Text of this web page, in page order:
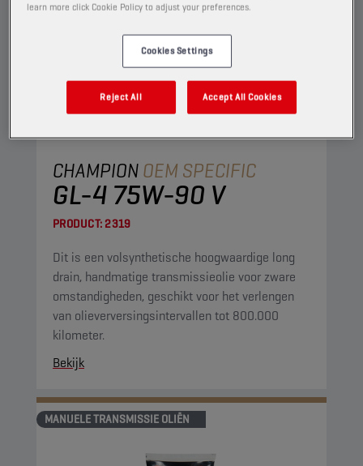
CHAMPIONOEM SPECIFIC
GL-4 75W-90 V
PRODUCT:2319
Dit is een volsynthetische hoogwaardige long
drain, handmatige transmissieolie voor zware
omstandigheden, geschikt voor het verlengen
van olieverversingsintervallen tot 800.000
kilometer.
Bekijk
MANUELE TRANSMISSIE OLIËN
learn more click Cookie Policy to adjust your preferences.
Cookies Settings
Reject All Accept All Cookies